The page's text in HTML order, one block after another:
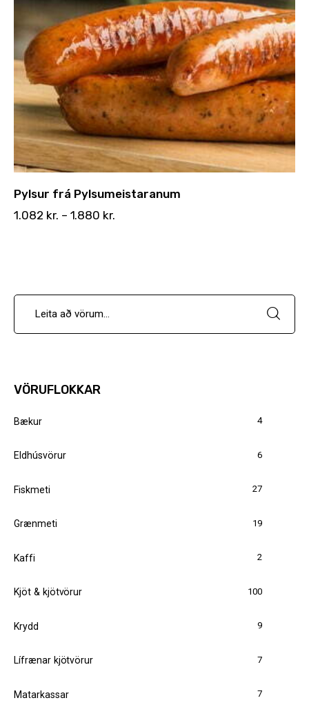
Hafa samband
Pylsur frá Pylsumeistaranum
1.082 kr. – 1.880 kr.
VÖRUFLOKKAR
Bækur 4
Eldhúsvörur 6
Fiskmeti 27
Grænmeti 19
Kaffi 2
Kjöt & kjötvörur 100
Krydd 9
Lífrænar kjötvörur 7
Matarkassar 7